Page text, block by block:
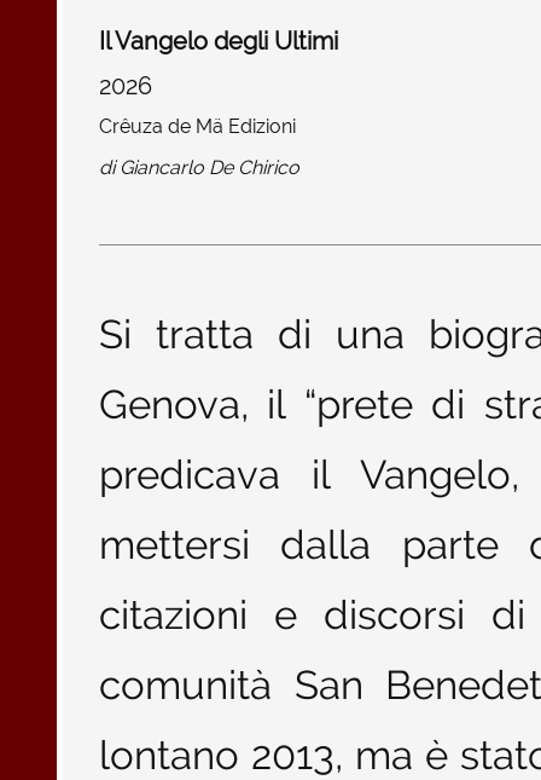
Il Vangelo degli Ultimi
2026
Crêuza de Mä Edizioni
di Giancarlo De Chirico
Si tratta di una
Genova, il “prete di
predicava il
mettersi dalla parte
citazioni e discorsi
comunità San
lontano 2013, ma è